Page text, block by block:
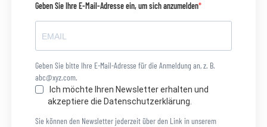
Geben Sie Ihre E-Mail-Adresse ein, um sich anzumelden
Geben Sie bitte Ihre E-Mail-Adresse für die Anmeldung an, z. B.
abc@xyz.com.
Ich möchte Ihren Newsletter erhalten und
akzeptiere die Datenschutzerklärung.
Sie können den Newsletter jederzeit über den Link in unserem